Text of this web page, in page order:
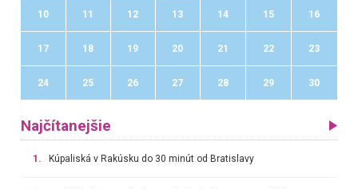
10 11 12 13 14 15 16
17 18 19 20 21 22 23
24 25 26 27 28 29 30
Najčítanejšie
1. Kúpaliská v Rakúsku do 30 minút od Bratislavy